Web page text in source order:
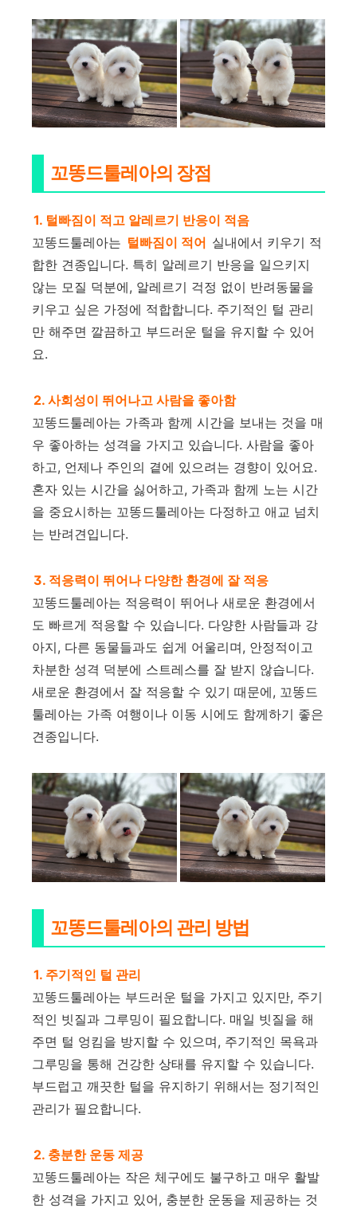
꼬똥드툴레아의 장점
1. 털빠짐이 적고 알레르기 반응이 적음
꼬똥드툴레아는 털빠짐이 적어 실내에서 키우기 적
합한 견종입니다. 특히 알레르기 반응을 일으키지
않는 모질 덕분에, 알레르기 걱정 없이 반려동물을
키우고 싶은 가정에 적합합니다. 주기적인 털 관리
만 해주면 깔끔하고 부드러운 털을 유지할 수 있어
요.
2. 사회성이 뛰어나고 사람을 좋아함
꼬똥드툴레아는 가족과 함께 시간을 보내는 것을 매
우 좋아하는 성격을 가지고 있습니다. 사람을 좋아
하고, 언제나 주인의 곁에 있으려는 경향이 있어요.
혼자 있는 시간을 싫어하고, 가족과 함께 노는 시간
을 중요시하는 꼬똥드툴레아는 다정하고 애교 넘치
는 반려견입니다.
3. 적응력이 뛰어나 다양한 환경에 잘 적응
꼬똥드툴레아는 적응력이 뛰어나 새로운 환경에서
도 빠르게 적응할 수 있습니다. 다양한 사람들과 강
아지, 다른 동물들과도 쉽게 어울리며, 안정적이고
차분한 성격 덕분에 스트레스를 잘 받지 않습니다.
새로운 환경에서 잘 적응할 수 있기 때문에, 꼬똥드
툴레아는 가족 여행이나 이동 시에도 함께하기 좋은
견종입니다.
꼬똥드툴레아의 관리 방법
1. 주기적인 털 관리
꼬똥드툴레아는 부드러운 털을 가지고 있지만, 주기
적인 빗질과 그루밍이 필요합니다. 매일 빗질을 해
주면 털 엉킴을 방지할 수 있으며, 주기적인 목욕과
그루밍을 통해 건강한 상태를 유지할 수 있습니다.
부드럽고 깨끗한 털을 유지하기 위해서는 정기적인
관리가 필요합니다.
2. 충분한 운동 제공
꼬똥드툴레아는 작은 체구에도 불구하고 매우 활발
한 성격을 가지고 있어, 충분한 운동을 제공하는 것